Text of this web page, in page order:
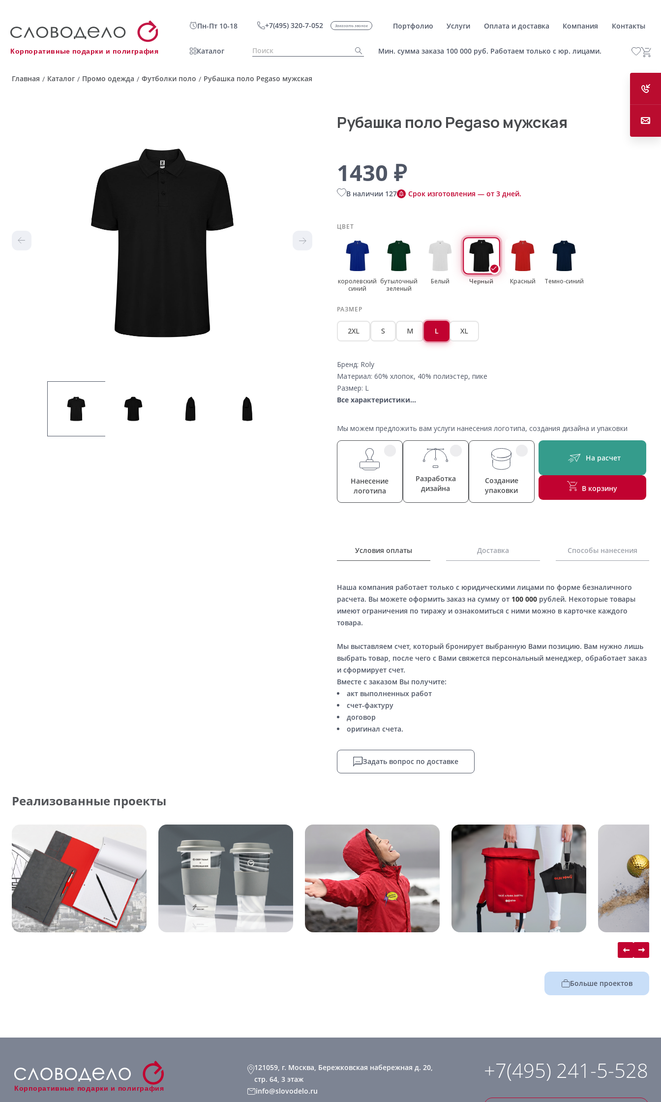
Корпоративные подарки и полиграфия
Пн-Пт 10-18 +7(495) 320-7-052 Заказать звонок Портфолио Услуги Оплата и доставка Компания Контакты
Каталог Мин. сумма заказа 100 000 руб. Работаем только с юр. лицами.
Главная / Каталог / Промо одежда / Футболки поло / Рубашка поло Pegaso мужская
Рубашка поло Pegaso мужская
1430 ₽
В наличии 127 Срок изготовления — от 3 дней.
ЦВЕТ
королевский
синий
бутылочный
зеленый
Белый Черный Красный Темно-синий
РАЗМЕР
2XL S M L XL
Бренд: Roly
Материал: 60% хлопок, 40% полиэстер, пике
Размер: L
Все характеристики...
Мы можем предложить вам услуги нанесения логотипа, создания дизайна и упаковки
Нанесение
логотипа
Разработка
дизайна
Создание
упаковки
На расчет
В корзину
Условия оплаты Доставка Способы нанесения
Наша компания работает только с юридическими лицами по форме безналичного
расчета. Вы можете оформить заказ на сумму от 100 000рублей. Некоторые товары
имеют ограничения по тиражу и ознакомиться с ними можно в карточке каждого
товара.
Мы выставляем счет, который бронирует выбранную Вами позицию. Вам нужно лишь
выбрать товар, после чего с Вами свяжется персональный менеджер, обработает заказ
и сформирует счет.
Вместе с заказом Вы получите:
акт выполненных работ
счет-фактуру
договор
оригинал счета.
Задать вопрос по доставке
Реализованные проекты
Больше проектов
Корпоративные подарки и полиграфия
121059, г. Москва, Бережковская набережная д. 20,
стр. 64, 3 этаж
info@slovodelo.ru
+7(495) 241-5-528